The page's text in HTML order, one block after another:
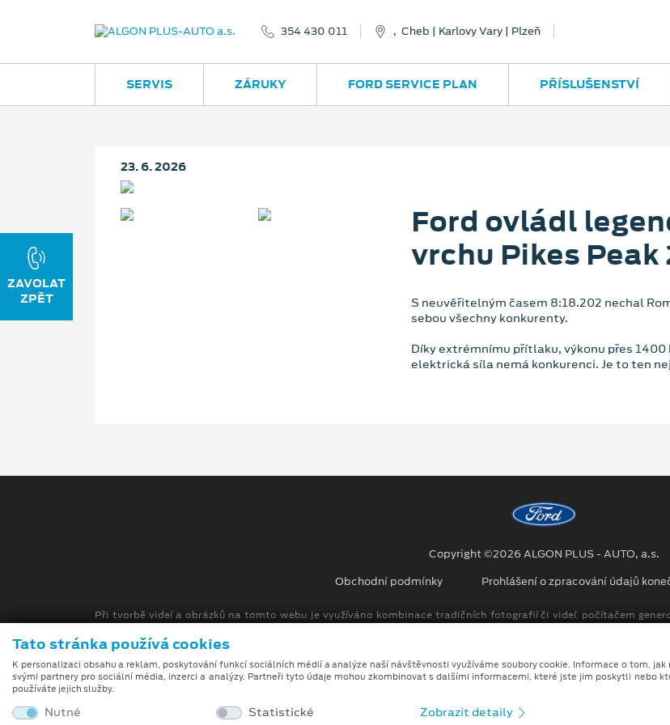
354 430 011 , Cheb | Karlovy Vary | Plzeň
SERVIS ZÁRUKY FORD SERVICE PLAN PŘÍSLUŠENSTVÍ
23. 6. 2026
Ford ovládl
vrchu Pikes
S neuvěřitelným časem 8:18.202 nechal
sebou všechny konkurenty.
Díky extrémnímu přítlaku, výkonu přes
elektrická síla nemá konkurenci. Je to ten
Copyright ©2026 ALGON PLUS - AUTO, a.s.
Obchodní podmínky
Prohlášení o zpracování údajů
Při tvorbě videí a obrázků na tomto webu je využíváno kombinace tradičních fotografií či videí, počítačem
ZAVOLAT
ZPĚT
Tato stránka používá cookies
K personalizaci obsahu a reklam, poskytování funkcí sociálních médií a analýze naší návštěvnosti využíváme soubory cookie. Informace o tom,
svými partnery pro sociální média, inzerci a analýzy. Partneři tyto údaje mohou zkombinovat s dalšími informacemi, které jste jim poskytli nebo
používáte jejich služby.
Nutné Statistické Zobrazit detaily